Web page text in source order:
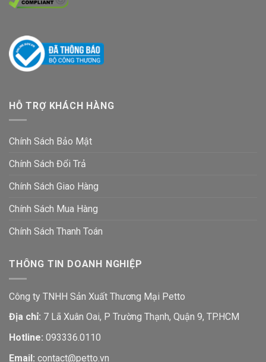
HỖ TRỢ KHÁCH HÀNG
Chính Sách Bảo Mật
Chính Sách Đổi Trả
Chính Sách Giao Hàng
Chính Sách Mua Hàng
Chính Sách Thanh Toán
THÔNG TIN DOANH NGHIỆP
Công ty TNHH Sản Xuất Thương Mại Petto
Địa chỉ: 7 Lã Xuân Oai, P Trường Thạnh, Quận 9, TP.HCM
Hotline: 093336.0110
Email: contact@petto.vn